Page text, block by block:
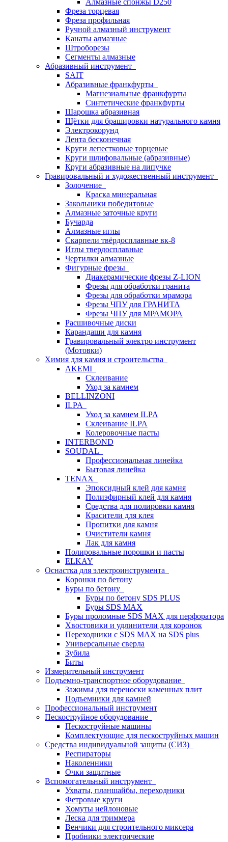
Алмазные спонжы D250
Фреза торцевая
Фреза профильная
Ручной алмазный инструмент
Канаты алмазные
Штроборезы
Сегменты алмазные
Абразивный инструмент
SAIT
Абразивные франкфурты
Магнезиальные франкфурты
Синтетические франкфурты
Шарошка абразивная
Щётки для брашировки натурального камня
Электрокорунд
Лента бесконечная
Круги лепестковые торцевые
Круги шлифовальные (абразивные)
Круги абразивные на липучке
Гравировальный и художественный инструмент
Золочение
Краска минеральная
Закольники победитовые
Алмазные заточные круги
Бучарда
Алмазные иглы
Скарпели твёрдосплавные вк-8
Иглы твердосплавные
Чертилки алмазные
Фигурные фрезы
Диакерамические фрезы Z-LION
Фрезы для обработки гранита
Фрезы для обработки мрамора
Фрезы ЧПУ для ГРАНИТА
Фрезы ЧПУ для МРАМОРА
Расшивочные диски
Карандаши для камня
Гравировальный электро инструмент
(Мотовки)
Химия для камня и строительства
AKEMI
Склеивание
Уход за камнем
BELLINZONI
ILPA
Уход за камнем ILPA
Склеивание ILPA
Колеровочные пасты
INTERBOND
SOUDAL
Профессиональная линейка
Бытовая линейка
TENAX
Эпоксидный клей для камня
Полиэфирный клей для камня
Средства для полировки камня
Красители для клея
Пропитки для камня
Очистители камня
Лак для камня
Полировальные порошки и пасты
ELKAY
Оснастка для электроинструмента
Коронки по бетону
Буры по бетону
Буры по бетону SDS PLUS
Буры SDS MAX
Буры проломные SDS MAX для перфоратора
Хвостовики и удлинители для коронок
Переходники с SDS MAX на SDS plus
Универсальные сверла
Зубила
Биты
Измерительный инструмент
Подъемно-транспортное оборудование
Зажимы для переноски каменных плит
Подъемники для камней
Профессиональный инструмент
Пескоструйное оборудование
Пескоструйные машины
Комплектующие для пескоструйных машин
Средства индивидуальной защиты (СИЗ)
Респираторы
Наколенники
Очки защитные
Вспомогательный инструмент
Ухваты, планшайбы, переходники
Фетровые круги
Хомуты нейлоновые
Леска для триммера
Венчики для строительного миксера
Пробники электрические